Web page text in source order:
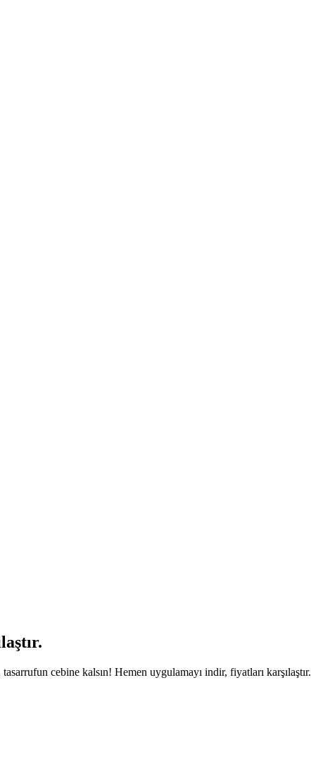
cebine kalsın! Hemen uygulamayı indir, fiyatları karşılaştır.